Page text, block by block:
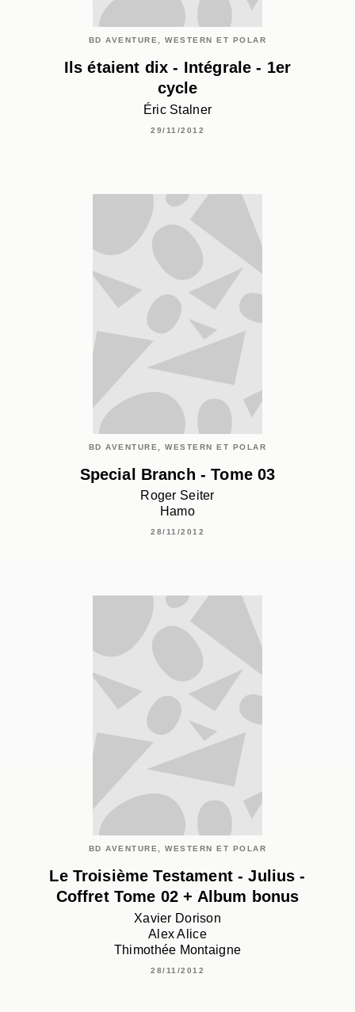
BD AVENTURE, WESTERN ET POLAR
Ils étaient dix - Intégrale - 1er
cycle
Éric Stalner
29/11/2012
BD AVENTURE, WESTERN ET POLAR
Special Branch - Tome 03
Roger Seiter
Hamo
28/11/2012
BD AVENTURE, WESTERN ET POLAR
Le Troisième Testament - Julius -
Coffret Tome 02 + Album bonus
Xavier Dorison
Alex Alice
Thimothée Montaigne
28/11/2012